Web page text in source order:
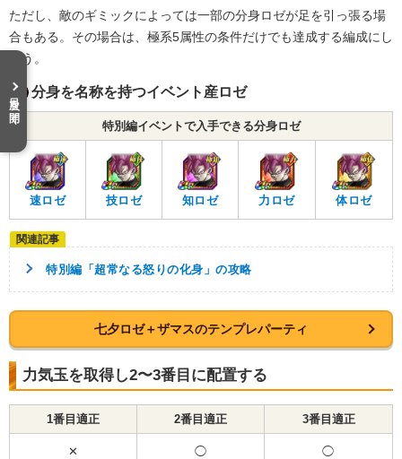
ただし、敵のギミックによっては一部の分身ロゼが足を引っ張る場
合もある。その場合は、極系5属性の条件だけでも達成する編成にし
よう。
分身を名称を持つイベント産ロゼ
特別編イベントで入手できる分身ロゼ
速ロゼ 技ロゼ 知ロゼ 力ロゼ 体ロゼ
特別編「超常なる怒りの化身」の攻略
七夕ロゼ＋ザマスのテンプレパーティ
力気玉を取得し2〜3番目に配置する
1番目適正 2番目適正 3番目適正
✕ ◯ ◯
目次を開く